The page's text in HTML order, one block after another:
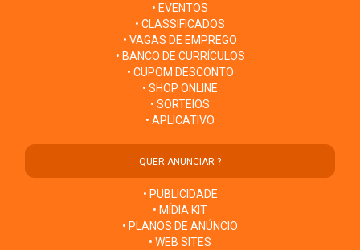
• EVENTOS
• CLASSIFICADOS
• VAGAS DE EMPREGO
• BANCO DE CURRÍCULOS
• CUPOM DESCONTO
• SHOP ONLINE
• SORTEIOS
• APLICATIVO
QUER ANUNCIAR ?
• PUBLICIDADE
• MÍDIA KIT
• PLANOS DE ANÚNCIO
• WEB SITES